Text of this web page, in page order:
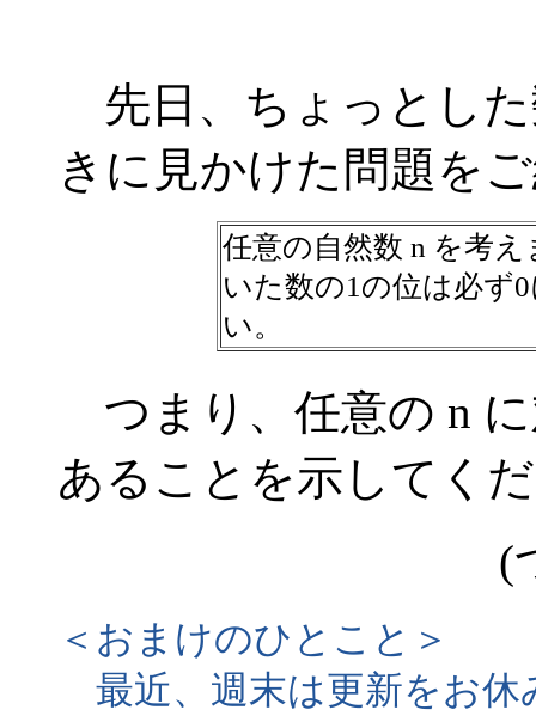
先日、ちょっとし
きに見かけた問題を
任意の自然数 n を考
いた数の1の位は必ず
い。
つまり、任意の n
あることを示してく
(
＜おまけのひとこと＞
最近、週末は更新をお休